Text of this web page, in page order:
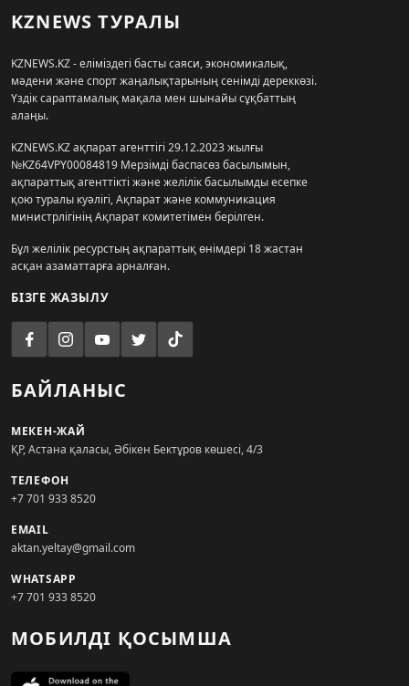
KZNEWS ТУРАЛЫ
KZNEWS.KZ - еліміздегі басты саяси, экономикалық,
мәдени және спорт жаңалықтарының сенімді дереккөзі.
Үздік сараптамалық мақала мен шынайы сұқбаттың
алаңы.
KZNEWS.KZ ақпарат агенттігі 29.12.2023 жылғы
№KZ64VPY00084819 Мерзімді баспасөз басылымын,
ақпараттық агенттікті және желілік басылымды есепке
қою туралы куәлігі, Ақпарат және коммуникация
министрлігінің Ақпарат комитетімен берілген.
Бұл желілік ресурстың ақпараттық өнімдері 18 жастан
асқан азаматтарға арналған.
БІЗГЕ ЖАЗЫЛУ
БАЙЛАНЫС
МЕКЕН-ЖАЙ
ҚР, Астана қаласы, Әбікен Бектұров көшесі, 4/3
ТЕЛЕФОН
+7 701 933 8520
EMAIL
aktan.yeltay@gmail.com
WHATSAPP
+7 701 933 8520
МОБИЛДІ ҚОСЫМША